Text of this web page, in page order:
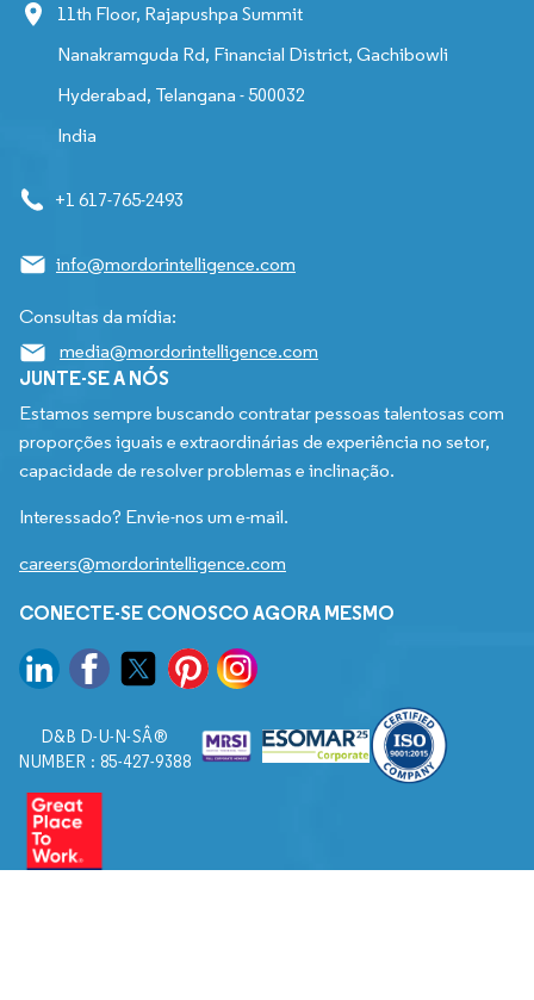
11th Floor, Rajapushpa Summit
Nanakramguda Rd, Financial District, Gachibowli
Hyderabad, Telangana - 500032
India
+1 617-765-2493
info@mordorintelligence.com
Consultas da mídia:
media@mordorintelligence.com
JUNTE-SE A NÓS
Estamos sempre buscando contratar pessoas talentosas com
proporções iguais e extraordinárias de experiência no setor,
capacidade de resolver problemas e inclinação.
Interessado? Envie-nos um e-mail.
careers@mordorintelligence.com
CONECTE-SE CONOSCO AGORA MESMO
D&B D-U-N-SÂ®
NUMBER : 85-427-9388